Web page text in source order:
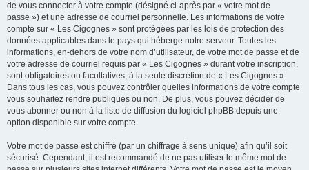
de vous connecter à votre compte (désigné ci-après par « votre mot de
passe ») et une adresse de courriel personnelle. Les informations de votre
compte sur « Les Cigognes » sont protégées par les lois de protection des
données applicables dans le pays qui héberge notre serveur. Toutes les
informations, en-dehors de votre nom d’utilisateur, de votre mot de passe et de
votre adresse de courriel requis par « Les Cigognes » durant votre inscription,
sont obligatoires ou facultatives, à la seule discrétion de « Les Cigognes ».
Dans tous les cas, vous pouvez contrôler quelles informations de votre compte
vous souhaitez rendre publiques ou non. De plus, vous pouvez décider de
vous abonner ou non à la liste de diffusion du logiciel phpBB depuis une
option disponible sur votre compte.
Votre mot de passe est chiffré (par un chiffrage à sens unique) afin qu’il soit
sécurisé. Cependant, il est recommandé de ne pas utiliser le même mot de